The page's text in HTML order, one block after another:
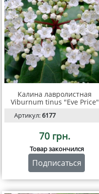
Калина лавролистная
Viburnum tinus "Eve Price"
Артикул:6177
70 грн.
Товар закончился
Подписаться